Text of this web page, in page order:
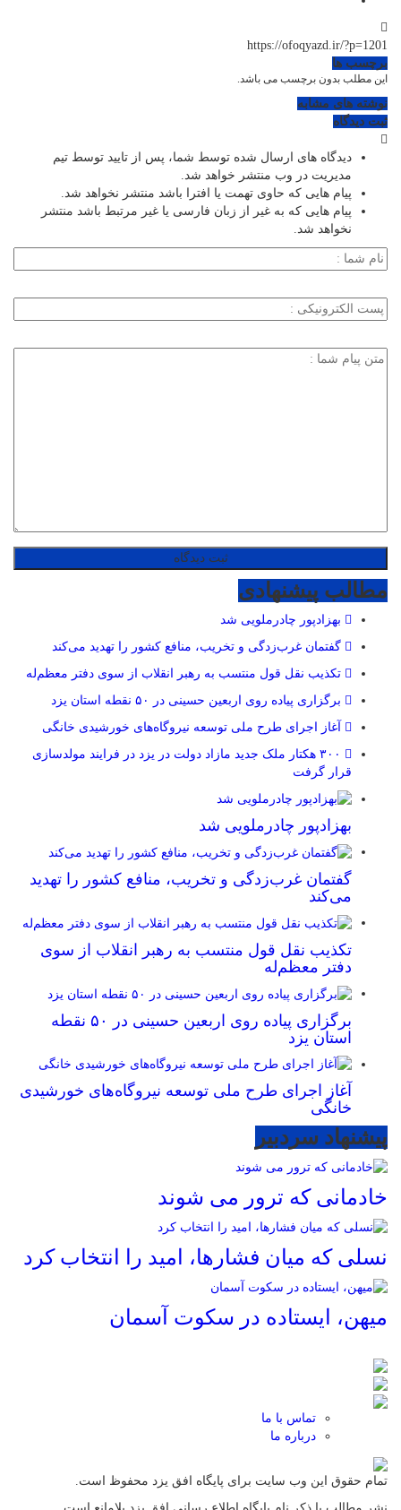
https://ofoqyazd.ir/?p=1201
برچسب ها
این مطلب بدون برچسب می باشد.
نوشته های مشابه
ثبت دیدگاه
دیدگاه های ارسال شده توسط شما، پس از تایید توسط تیم
مدیریت در وب منتشر خواهد شد.
پیام هایی که حاوی تهمت یا افترا باشد منتشر نخواهد شد.
پیام هایی که به غیر از زبان فارسی یا غیر مرتبط باشد منتشر
نخواهد شد.
مطالب پیشنهادی
بهزادپور چادرملویی شد
گفتمان غرب‌زدگی و تخریب، منافع کشور را تهدید می‌کند
تکذیب نقل قول منتسب به رهبر انقلاب از سوی دفتر معظم‌له
برگزاری پیاده روی اربعین حسینی در ۵۰ نقطه استان یزد
آغاز اجرای طرح ملی توسعه نیروگاه‌های خورشیدی خانگی
۳۰۰ هکتار ملک جدید مازاد دولت در یزد در فرایند مولدسازی
قرار گرفت
بهزادپور چادرملویی شد
گفتمان غرب‌زدگی و تخریب، منافع کشور را تهدید
می‌کند
تکذیب نقل قول منتسب به رهبر انقلاب از سوی
دفتر معظم‌له
برگزاری پیاده روی اربعین حسینی در ۵۰ نقطه
استان یزد
آغاز اجرای طرح ملی توسعه نیروگاه‌های خورشیدی
خانگی
پیشنهاد سردبیر
خادمانی که ترور می شوند
نسلی که میان فشارها، امید را انتخاب کرد
میهن، ایستاده در سکوت آسمان
تماس با ما
درباره ما
تمام حقوق این وب سایت برای پایگاه افق یزد محفوظ است.